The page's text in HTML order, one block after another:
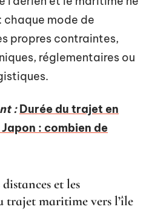
chaque mode de
propres contraintes,
réglementaires ou
: Durée du trajet en
: combien de
et les
trajet maritime vers l’île